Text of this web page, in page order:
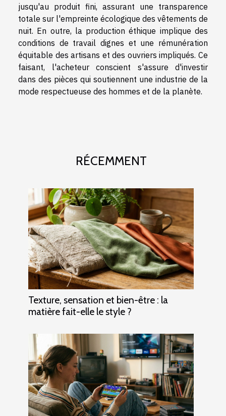
jusqu'au produit fini, assurant une transparence
totale sur l'empreinte écologique des vêtements de
nuit. En outre, la production éthique implique des
conditions de travail dignes et une rémunération
équitable des artisans et des ouvriers impliqués. Ce
faisant, l'acheteur conscient s'assure d'investir
dans des pièces qui soutiennent une industrie de la
mode respectueuse des hommes et de la planète.
RÉCEMMENT
Texture, sensation et bien-être : la
matière fait-elle le style ?